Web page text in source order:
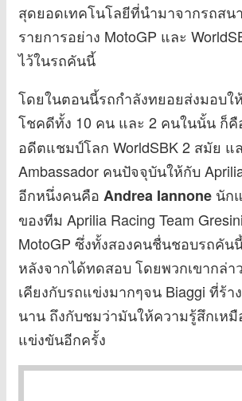
สุดยอดเทคโนโลยีที่นำมาจากรถสน
รายการอย่าง MotoGP และ
ไว้ในรถคันนี้
โดยในตอนนี้รถกำลังทยอยส่งมอบใ
โชคดีทั้ง 10 คน และ 2 คนในนั้น ก็คื
อดีตแชมป์โลก WorldSBK 2 สมัย แ
Ambassador คนปัจจุบันให้กับ
อีกหนึ่งคนคือ Andrea Iannone นัก
ของทีม Aprilia Racing Team
MotoGP ซึ่งทั้งสองคนชื่นชอบรถคัน
หลังจากได้ทดสอบ โดยพวกเขากล่า
เคียงกับรถแข่งมากๆจน Biaggi ที่ร้า
นาน ถึงกับชมว่ามันให้ความรู้สึกเห
แข่งขันอีกครั้ง